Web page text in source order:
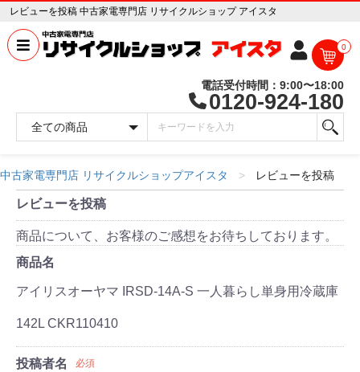
レビューを投稿 中古家電専門店 リサイクルショップ アイスタ
0
電話受付時間：9:00〜18:00
0120-924-180
中古家電専門店 リサイクルショップアイスタ レビューを投稿
レビューを投稿
商品について、お客様のご感想をお待ちしております。
商品名
アイリスオーヤマ IRSD-14A-S 一人暮らし単身用冷蔵庫
142L CKR110410
投稿者名 必須